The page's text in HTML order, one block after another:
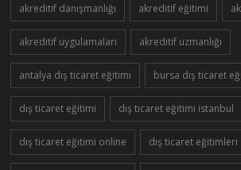
akreditif danışmanlığı akreditif eğitimi
akreditif uygulamaları akreditif uzmanlığı
antalya dış ticaret eğitimi bursa dış ticaret
dış ticaret eğitimi dış ticaret eğitimi istanbul
dış ticaret eğitimi online dış ticaret eğitimleri